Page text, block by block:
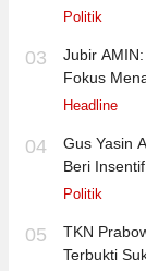
Politik
03
Jubir
Fokus
Headline
04
Gus Yasin
Beri
Politik
05
TKN
Terbukti